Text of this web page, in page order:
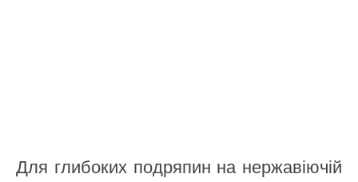
Для глибоких подряпин на нержавіючій